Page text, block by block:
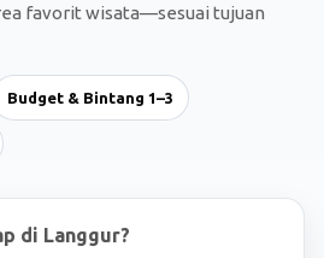
favorit wisata—sesuai tujuan
Budget & Bintang 1–3
di Langgur?